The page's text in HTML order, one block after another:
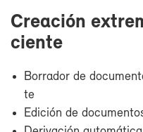
Crea­ción
cien­te
Bo­rra­dor de
te
Edi­ción de